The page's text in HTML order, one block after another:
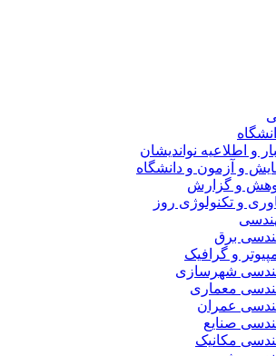
اطلاعیه نواندیشان
آزمون و دانشگاه
و گزارش
و تکنولوژی روز
برق
و گرافیک
شهرسازی
معماری
عمران
صنایع
مکانیک